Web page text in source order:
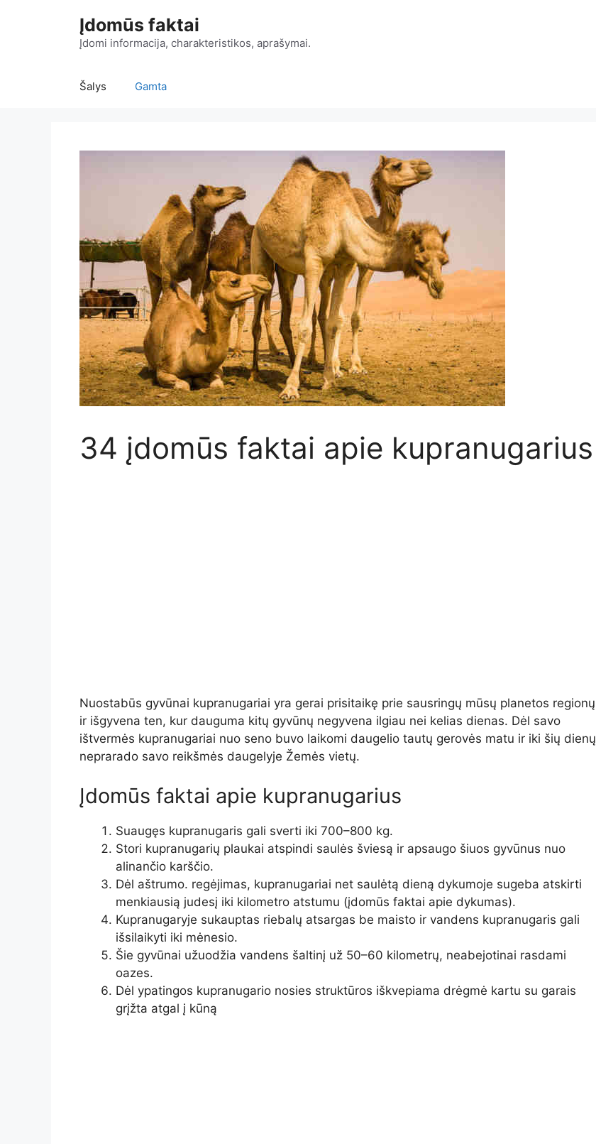
Įdomūs faktai
Įdomi informacija, charakteristikos, aprašymai.
Šalys Gamta
34 įdomūs faktai apie kupranugarius
Nuostabūs gyvūnai kupranugariai yra gerai prisitaikę prie sausringų mūsų planetos regionų
ir išgyvena ten, kur dauguma kitų gyvūnų negyvena ilgiau nei kelias dienas. Dėl savo
ištvermės kupranugariai nuo seno buvo laikomi daugelio tautų gerovės matu ir iki šių dienų
neprarado savo reikšmės daugelyje Žemės vietų.
Įdomūs faktai apie kupranugarius
Suaugęs kupranugaris gali sverti iki 700–800 kg.
Stori kupranugarių plaukai atspindi saulės šviesą ir apsaugo šiuos gyvūnus nuo
alinančio karščio.
Dėl aštrumo. regėjimas, kupranugariai net saulėtą dieną dykumoje sugeba atskirti
menkiausią judesį iki kilometro atstumu (įdomūs faktai apie dykumas).
Kupranugaryje sukauptas riebalų atsargas be maisto ir vandens kupranugaris gali
išsilaikyti iki mėnesio.
Šie gyvūnai užuodžia vandens šaltinį už 50–60 kilometrų, neabejotinai rasdami
oazes.
Dėl ypatingos kupranugario nosies struktūros iškvepiama drėgmė kartu su garais
grįžta atgal į kūną